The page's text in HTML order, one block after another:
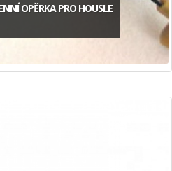
OPĚRKA PRO HOUSLE